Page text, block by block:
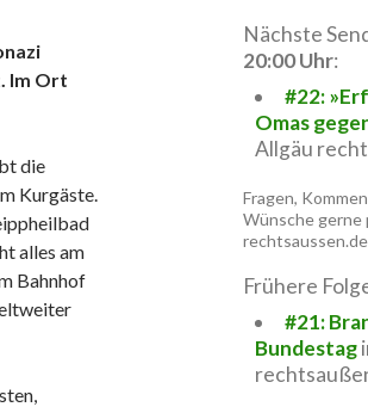
Im Ort
die
Kurgäste.
alles am
Bahnhof
Nächste
20:00 Uhr:
#22:
Omas
Allgäu
Fragen,
Wünsche gerne
rechtsaussen.de
Frühere
#21:
Bundestag